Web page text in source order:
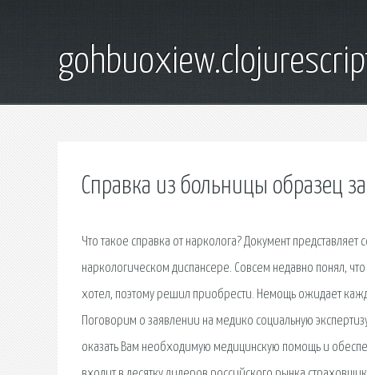
Справка из больницы образец
Что такое справка от нарколога? Документ
наркологическом диспансере. Совсем недавно понял,
хотел, поэтому решил приобрести. Немощь ожидает
Поговорим о заявлении на медико социальную
оказать Вам необходимую медицинскую помощь и